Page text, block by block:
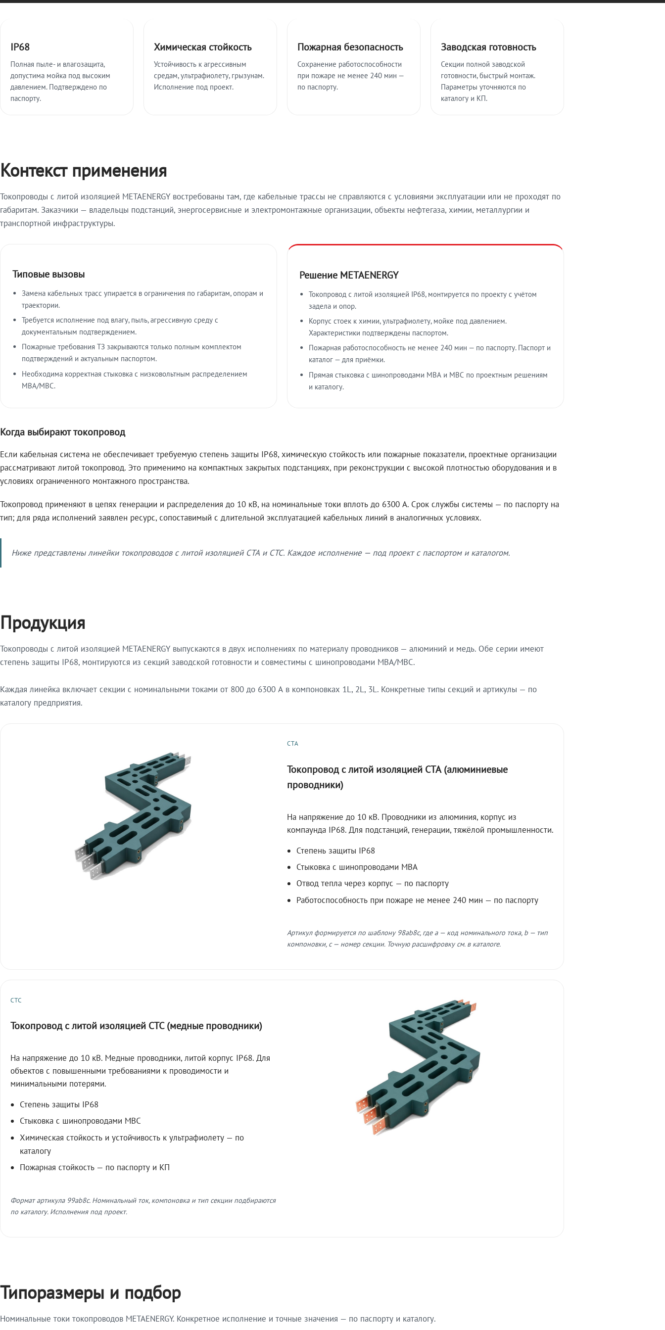
IP68
Полная пыле- и влагозащита,
допустима мойка под высоким
давлением. Подтверждено по
паспорту.
Химическая стойкость
Устойчивость к агрессивным
средам, ультрафиолету, грызунам.
Исполнение под проект.
Пожарная безопасность
Сохранение работоспособности
при пожаре не менее 240 мин —
по паспорту.
Заводская готовность
Секции полной заводской
готовности, быстрый монтаж.
Параметры уточняются по
каталогу и КП.
Контекст применения
Токопроводы с литой изоляцией METAENERGY востребованы там, где кабельные трассы не справляются с условиями эксплуатации или не проходят по
габаритам. Заказчики — владельцы подстанций, энергосервисные и электромонтажные организации, объекты нефтегаза, химии, металлургии и
транспортной инфраструктуры.
Типовые вызовы
Замена кабельных трасс упирается в ограничения по габаритам, опорам и
траектории.
Требуется исполнение под влагу, пыль, агрессивную среду с
документальным подтверждением.
Пожарные требования ТЗ закрываются только полным комплектом
подтверждений и актуальным паспортом.
Необходима корректная стыковка с низковольтным распределением
МВА/МВС.
Решение METAENERGY
Токопровод с литой изоляцией IP68, монтируется по проекту с учётом
задела и опор.
Корпус стоек к химии, ультрафиолету, мойке под давлением.
Характеристики подтверждены паспортом.
Пожарная работоспособность не менее 240 мин — по паспорту. Паспорт и
каталог — для приёмки.
Прямая стыковка с шинопроводами МВА и МВС по проектным решениям
и каталогу.
Когда выбирают токопровод
Если кабельная система не обеспечивает требуемую степень защиты IP68, химическую стойкость или пожарные показатели, проектные организации
рассматривают литой токопровод. Это применимо на компактных закрытых подстанциях, при реконструкции с высокой плотностью оборудования и в
условиях ограниченного монтажного пространства.
Токопровод применяют в цепях генерации и распределения до 10 кВ, на номинальные токи вплоть до 6300 А. Срок службы системы — по паспорту на
тип; для ряда исполнений заявлен ресурс, сопоставимый с длительной эксплуатацией кабельных линий в аналогичных условиях.
Ниже представлены линейки токопроводов с литой изоляцией СТА и СТС. Каждое исполнение — под проект с паспортом и каталогом.
Продукция
Токопроводы с литой изоляцией METAENERGY выпускаются в двух исполнениях по материалу проводников — алюминий и медь. Обе серии имеют
степень защиты IP68, монтируются из секций заводской готовности и совместимы с шинопроводами МВА/МВС.
Каждая линейка включает секции с номинальными токами от 800 до 6300 А в компоновках 1L, 2L, 3L. Конкретные типы секций и артикулы — по
каталогу предприятия.
СТА
Токопровод с литой изоляцией СТА (алюминиевые
проводники)
На напряжение до 10 кВ. Проводники из алюминия, корпус из
компаунда IP68. Для подстанций, генерации, тяжёлой промышленности.
Степень защиты IP68
Стыковка с шинопроводами МВА
Отвод тепла через корпус — по паспорту
Работоспособность при пожаре не менее 240 мин — по паспорту
Артикул формируется по шаблону 98ab8c, где a — код номинального тока, b — тип
компоновки, c — номер секции. Точную расшифровку см. в каталоге.
СТС
Токопровод с литой изоляцией СТС (медные проводники)
На напряжение до 10 кВ. Медные проводники, литой корпус IP68. Для
объектов с повышенными требованиями к проводимости и
минимальными потерями.
Степень защиты IP68
Стыковка с шинопроводами МВС
Химическая стойкость и устойчивость к ультрафиолету — по
каталогу
Пожарная стойкость — по паспорту и КП
Формат артикула 99ab8c. Номинальный ток, компоновка и тип секции подбираются
по каталогу. Исполнения под проект.
Типоразмеры и подбор
Номинальные токи токопроводов METAENERGY. Конкретное исполнение и точные значения — по паспорту и каталогу.